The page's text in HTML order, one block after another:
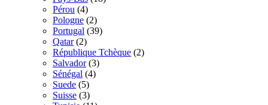
Pérou (4)
Pologne (2)
Portugal (39)
Qatar (2)
République Tchèque (2)
Salvador (3)
Sénégal (4)
Suede (5)
Suisse (3)